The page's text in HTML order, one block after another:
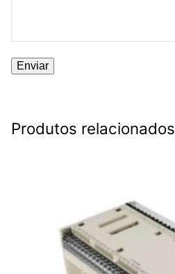
Produtos relacionados